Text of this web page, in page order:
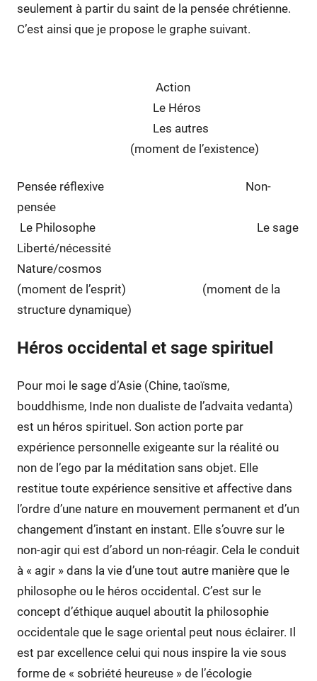
seulement à partir du saint de la pensée chrétienne.
C’est ainsi que je propose le graphe suivant.
Action
Le Héros
Les autres
(moment de l’existence)
Pensée réflexive Non-
pensée
Le Philosophe Le sage
Liberté/nécessité
Nature/cosmos
(moment de l’esprit) (moment de la
structure dynamique)
Héros occidental et sage spirituel
Pour moi le sage d’Asie (Chine, taoïsme,
bouddhisme, Inde non dualiste de l’advaita vedanta)
est un héros spirituel. Son action porte par
expérience personnelle exigeante sur la réalité ou
non de l’ego par la méditation sans objet. Elle
restitue toute expérience sensitive et affective dans
l’ordre d’une nature en mouvement permanent et d’un
changement d’instant en instant. Elle s’ouvre sur le
non-agir qui est d’abord un non-réagir. Cela le conduit
à « agir » dans la vie d’une tout autre manière que le
philosophe ou le héros occidental. C’est sur le
concept d’éthique auquel aboutit la philosophie
occidentale que le sage oriental peut nous éclairer. Il
est par excellence celui qui nous inspire la vie sous
forme de « sobriété heureuse » de l’écologie